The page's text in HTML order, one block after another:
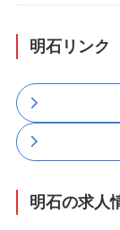
明石リンク
明石の求人